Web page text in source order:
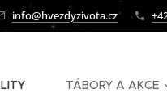
info@hvezdyzivota.cz
TÁBORY A AKCE